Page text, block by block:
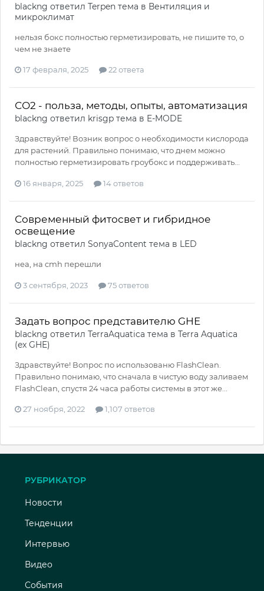
blackng ответил Terpen тема в Вентиляция и
микроклимат
нельзя бокс полностью герметизировать, не пишите то, о
чем не знаете
17 февраля, 2025 22 ответа
СО2 - польза, методы, опыты, автоматизация
blackng ответил krisgp тема в E-MODE
Здравствуйте! Возник вопрос о необходимости кислорода
для растений. Правильно понимаю, что днем можно
полностью герметизировать гроубокс и поддерживать...
16 января, 2025 14 ответов
Современный фитосвет и гибридное
освещение
blackng ответил SonyaContent тема в LED
неа, на cmh перешли
3 сентября, 2023 75 ответов
Задать вопрос представителю GHE
blackng ответил TerraAquatica тема в Terra Aquatica
(ex GHE)
Здравствуйте! Вопрос по использованю FlashClean.
Правильно понимаю, что сначала в чистую воду заливаем
FlashClean, спустя 24 часа работы системы в этот же...
27 ноября, 2022 1,107 ответов
РУБРИКАТОР
Новости
Тенденции
Интервью
Видео
События